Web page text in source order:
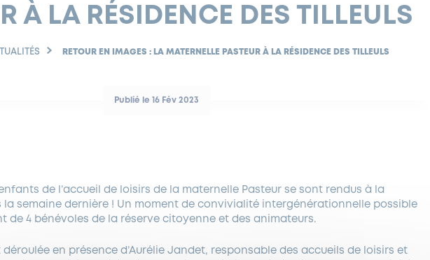
À LA RÉSIDENCE DES TILLEULS
RETOUR EN IMAGES : LA MATERNELLE PASTEUR À LA RÉSIDENCE DES TILLEULS
Publié le 16 Fév 2023
de l’accueil de loisirs de la maternelle Pasteur se sont rendus à la
la semaine dernière ! Un moment de convivialité intergénérationnelle possible
de 4 bénévoles de la réserve citoyenne et des animateurs.
en présence d’Aurélie Jandet, responsable des accueils de loisirs et